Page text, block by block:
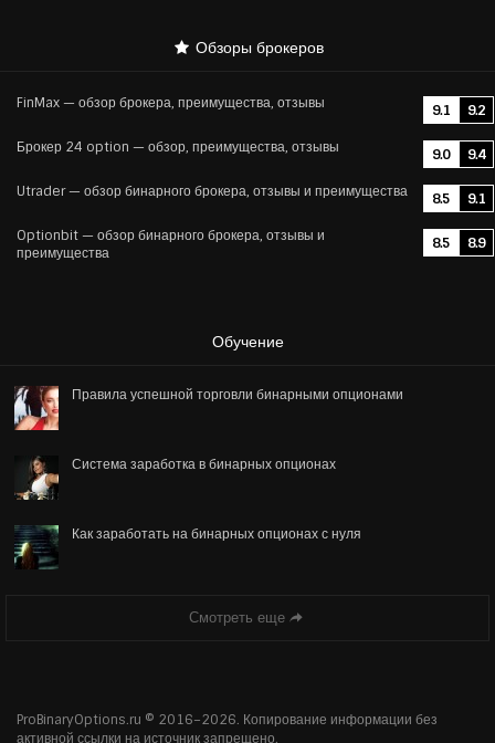
Обзоры брокеров
9.1 9.2
FinMax — обзор брокера, преимущества, отзывы
9.0 9.4
Брокер 24 option — обзор, преимущества, отзывы
8.5 9.1
Utrader — обзор бинарного брокера, отзывы и преимущества
8.5 8.9
Optionbit — обзор бинарного брокера, отзывы и
преимущества
Обучение
Правила успешной торговли бинарными опционами
Система заработка в бинарных опционах
Как заработать на бинарных опционах с нуля
Смотреть еще
ProBinaryOptions.ru © 2016–2026. Копирование информации без
активной ссылки на источник запрещено.